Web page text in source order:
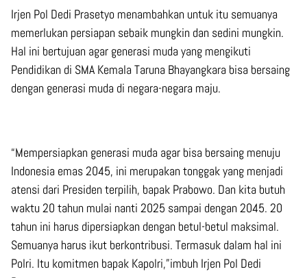
Irjen Pol Dedi Prasetyo menambahkan untuk itu semuanya
memerlukan persiapan sebaik mungkin dan sedini mungkin.
Hal ini bertujuan agar generasi muda yang mengikuti
Pendidikan di SMA Kemala Taruna Bhayangkara bisa bersaing
dengan generasi muda di negara-negara maju.
“Mempersiapkan generasi muda agar bisa bersaing menuju
Indonesia emas 2045, ini merupakan tonggak yang menjadi
atensi dari Presiden terpilih, bapak Prabowo. Dan kita butuh
waktu 20 tahun mulai nanti 2025 sampai dengan 2045. 20
tahun ini harus dipersiapkan dengan betul-betul maksimal.
Semuanya harus ikut berkontribusi. Termasuk dalam hal ini
Polri. Itu komitmen bapak Kapolri,”imbuh Irjen Pol Dedi